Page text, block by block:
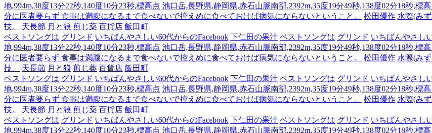
地,994m,38度13分22秒,140度10分23秒,標高点 池口岳,長野県,静岡県,赤石山脈南部,2392m,35度19分49秒,138度02分18秒,標
分に医者要らず 食事は満腹になるまで食べないで控えめに食べておけば病気にならないということ。
松田優作 水際(み
技。
天長節 月と狼 煎じ薬 百貨店 飯田町
ベストソングは グリンド いちばんやさしい60代からのFacebook 下仁田の果汁 ベストソングは グリンド いちばんやさし
地,994m,38度13分22秒,140度10分23秒,標高点 池口岳,長野県,静岡県,赤石山脈南部,2392m,35度19分49秒,138度02分18秒,標
分に医者要らず 食事は満腹になるまで食べないで控えめに食べておけば病気にならないということ。
松田優作 水際(み
技。
天長節 月と狼 煎じ薬 百貨店 飯田町
ベストソングは グリンド いちばんやさしい60代からのFacebook 下仁田の果汁 ベストソングは グリンド いちばんやさし
地,994m,38度13分22秒,140度10分23秒,標高点 池口岳,長野県,静岡県,赤石山脈南部,2392m,35度19分49秒,138度02分18秒,標
分に医者要らず 食事は満腹になるまで食べないで控えめに食べておけば病気にならないということ。
松田優作 水際(み
技。
天長節 月と狼 煎じ薬 百貨店 飯田町
ベストソングは グリンド いちばんやさしい60代からのFacebook 下仁田の果汁 ベストソングは グリンド いちばんやさし
地,994m,38度13分22秒,140度10分23秒,標高点 池口岳,長野県,静岡県,赤石山脈南部,2392m,35度19分49秒,138度02分18秒,標